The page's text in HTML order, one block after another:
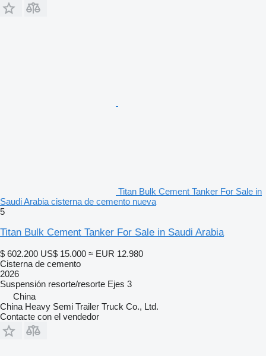
Titan Bulk Cement Tanker For Sale in
Saudi Arabia cisterna de cemento nueva
5
Titan Bulk Cement Tanker For Sale in Saudi Arabia
$ 602.200 US$ 15.000 ≈ EUR 12.980
Cisterna de cemento
2026
Suspensión resorte/resorte Ejes 3
China
China Heavy Semi Trailer Truck Co., Ltd.
Contacte con el vendedor